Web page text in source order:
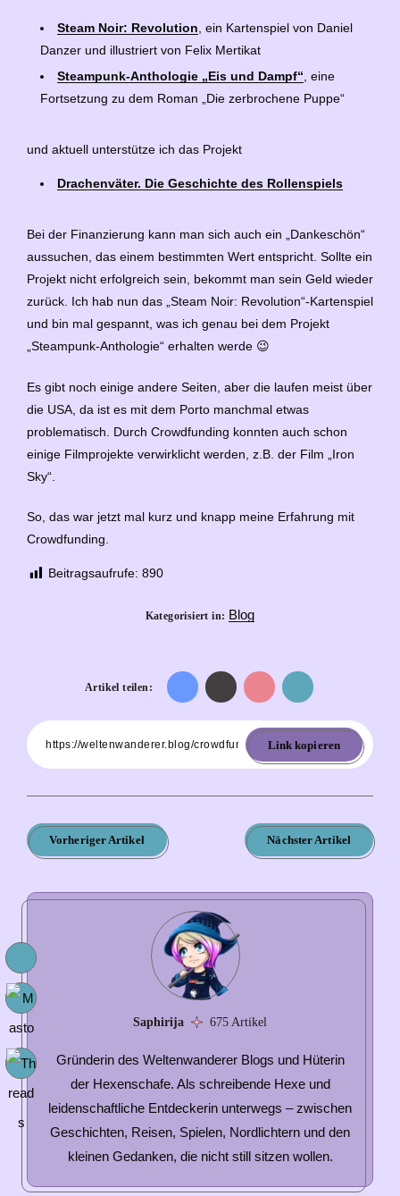
Steam Noir: Revolution , ein Kartenspiel von Daniel
Danzer und illustriert von Felix Mertikat
Steampunk-Anthologie „Eis und Dampf“ , eine
Fortsetzung zu dem Roman „Die zerbrochene Puppe“
und aktuell unterstütze ich das Projekt
Drachenväter. Die Geschichte des Rollenspiels
Bei der Finanzierung kann man sich auch ein „Dankeschön“
aussuchen, das einem bestimmten Wert entspricht. Sollte ein
Projekt nicht erfolgreich sein, bekommt man sein Geld wieder
zurück. Ich hab nun das „Steam Noir: Revolution“-Kartenspiel
und bin mal gespannt, was ich genau bei dem Projekt
„Steampunk-Anthologie“ erhalten werde 😉
Es gibt noch einige andere Seiten, aber die laufen meist über
die USA, da ist es mit dem Porto manchmal etwas
problematisch. Durch Crowdfunding konnten auch schon
einige Filmprojekte verwirklicht werden, z.B. der Film „Iron
Sky“.
So, das war jetzt mal kurz und knapp meine Erfahrung mit
Crowdfunding.
Beitragsaufrufe: 890
Kategorisiert in: Blog
Artikel teilen: Auf
Facebook
teilen
Auf
Twitter
teilen
Auf
Pinterest
teilen
Auf
Email
teilen
Link kopieren
Vorheriger Artikel Nächster Artikel
Saphirija 675 Artikel
Gründerin des Weltenwanderer Blogs und Hüterin
der Hexenschafe. Als schreibende Hexe und
leidenschaftliche Entdeckerin unterwegs – zwischen
Geschichten, Reisen, Spielen, Nordlichtern und den
kleinen Gedanken, die nicht still sitzen wollen.